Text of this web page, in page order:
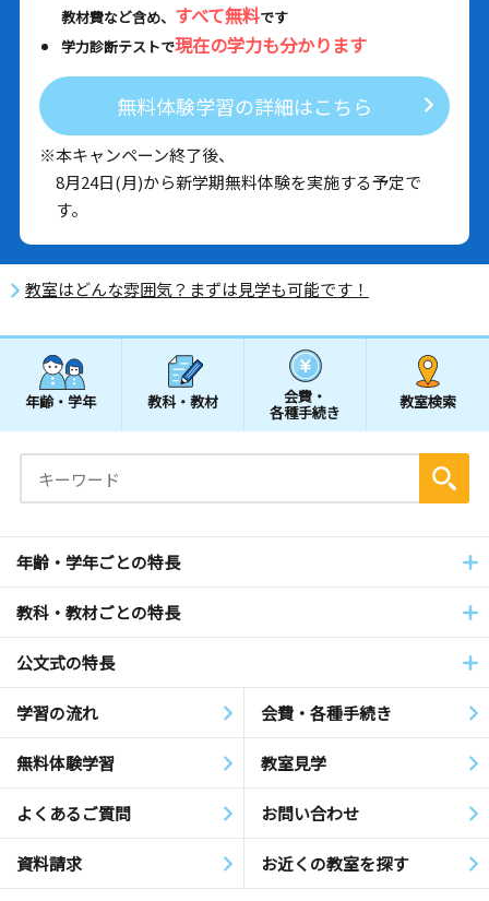
教材費など含め、 すべて無料です
学力診断テストで現在の学力も分かります
無料体験学習の詳細はこちら
※本キャンペーン終了後、
8月24日(月)から新学期無料体験を実施する予定で
す。
教室はどんな雰囲気？まずは見学も可能です！
年齢・学年 教科・教材 会費・
各種手続き
教室検索
年齢・学年ごとの特長
教科・教材ごとの特長
公文式の特長
学習の流れ 会費・各種手続き
無料体験学習 教室見学
よくあるご質問 お問い合わせ
資料請求 お近くの教室を探す